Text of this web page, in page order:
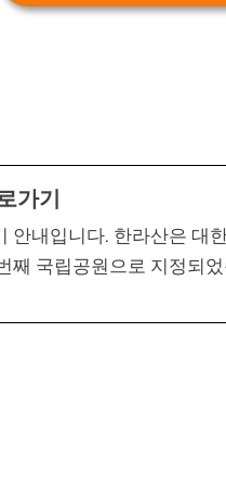
가기
안내입니다. 한라산은 대
째 국립공원으로 지정되